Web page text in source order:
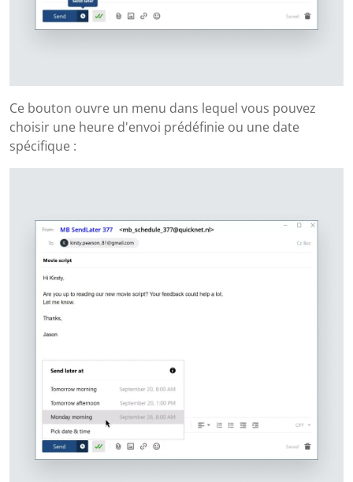
Ce bouton ouvre un menu dans lequel vous pouvez
choisir une heure d'envoi prédéfinie ou une date
spécifique :